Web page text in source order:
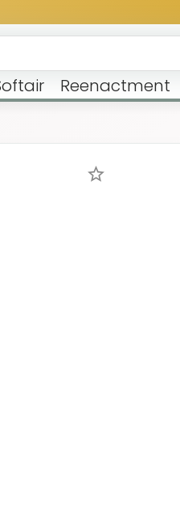
Reenactment